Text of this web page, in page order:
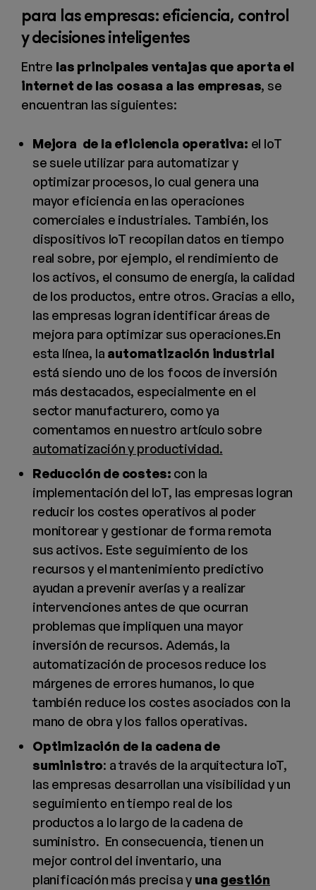
para las empresas: eficiencia, control
y decisiones inteligentes
Entre las principales ventajas que aporta el
internet de las cosasa a las empresas, se
encuentran las siguientes:
Mejora de la eficiencia operativa: el IoT
se suele utilizar para automatizar y
optimizar procesos, lo cual genera una
mayor eficiencia en las operaciones
comerciales e industriales. También, los
dispositivos IoT recopilan datos en tiempo
real sobre, por ejemplo, el rendimiento de
los activos, el consumo de energía, la calidad
de los productos, entre otros. Gracias a ello,
las empresas logran identificar áreas de
mejora para optimizar sus operaciones.En
esta línea, la automatización industrial
está siendo uno de los focos de inversión
más destacados, especialmente en el
sector manufacturero, como ya
comentamos en nuestro artículo sobre
automatización y productividad.
Reducción de costes: con la
implementación del IoT, las empresas logran
reducir los costes operativos al poder
monitorear y gestionar de forma remota
sus activos. Este seguimiento de los
recursos y el mantenimiento predictivo
ayudan a prevenir averías y a realizar
intervenciones antes de que ocurran
problemas que impliquen una mayor
inversión de recursos. Además, la
automatización de procesos reduce los
márgenes de errores humanos, lo que
también reduce los costes asociados con la
mano de obra y los fallos operativas.
Optimización de la cadena de
suministro: a través de la arquitectura IoT,
las empresas desarrollan una visibilidad y un
seguimiento en tiempo real de los
productos a lo largo de la cadena de
suministro. En consecuencia, tienen un
mejor control del inventario, una
planificación más precisa y una gestión